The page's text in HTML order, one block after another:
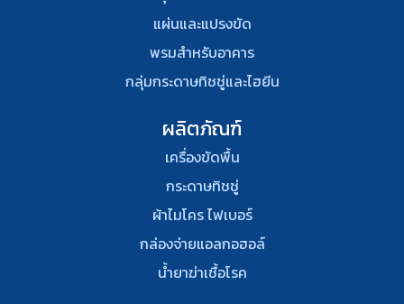
แผ่นและแปรงขัด
พรมสําหรับอาคาร
กลุ่มกระดาษทิชชู่และไฮยีน
ผลิตภัณฑ์
เครื่องขัดพื้น
กระดาษทิชชู่
ผ้าไมโคร ไฟเบอร์
กล่องจ่ายแอลกอฮอล์
น้ำยาฆ่าเชื้อโรค